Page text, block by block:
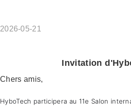
2026-05-21
Invitation
Chers amis,
HyboTech participera au 11e Salon